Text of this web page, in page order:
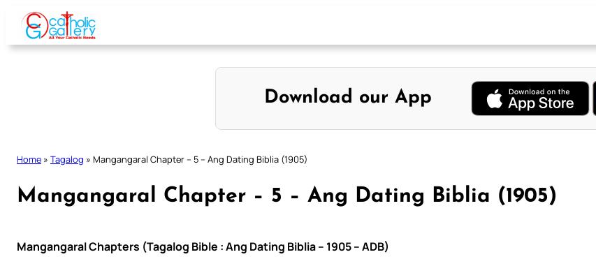
Skip
content
Download our App
Home » Tagalog » Mangangaral Chapter – 5 – Ang Dating Biblia (1905)
Mangangaral Chapter – 5 – Ang Dating Biblia (1905)
Mangangaral Chapters (Tagalog Bible : Ang Dating Biblia – 1905 – ADB)